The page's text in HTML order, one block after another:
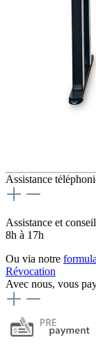
Assistance
Assistance et
8h à 17h
Ou via notre
Révocation
Avec nous, vous